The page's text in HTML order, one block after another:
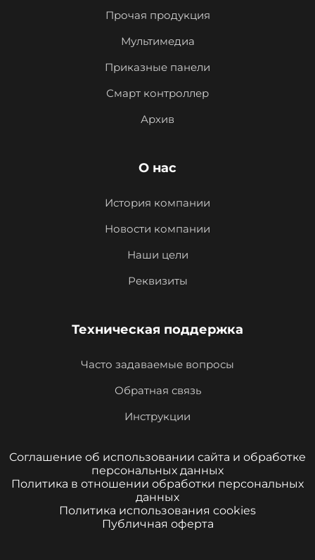
Прочая продукция
Мультимедиа
Приказные панели
Смарт контроллер
Архив
О нас
История компании
Новости компании
Наши цели
Реквизиты
Техническая поддержка
Часто задаваемые вопросы
Обратная связь
Инструкции
Соглашение об использовании сайта и обработке
персональных данных
Политика в отношении обработки персональных
данных
Политика использования cookies
Публичная оферта